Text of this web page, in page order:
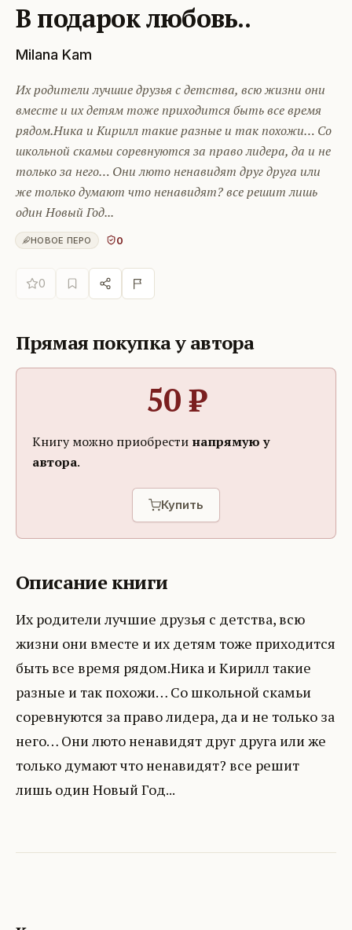
В подарок любовь..
Milana Kam
Их родители лучшие друзья с детства, всю жизни они
вместе и их детям тоже приходится быть все время
рядом.Ника и Кирилл такие разные и так похожи… Со
школьной скамьи соревнуются за право лидера, да и не
только за него… Они люто ненавидят друг друга или
же только думают что ненавидят? все решит лишь
один Новый Год...
НОВОЕ ПЕРО 0
0
Прямая покупка у автора
50₽
Книгу можно приобрести напрямую у
автора.
Купить
Описание книги
Их родители лучшие друзья с детства, всю
жизни они вместе и их детям тоже приходится
быть все время рядом.Ника и Кирилл такие
разные и так похожи… Со школьной скамьи
соревнуются за право лидера, да и не только за
него… Они люто ненавидят друг друга или же
только думают что ненавидят? все решит
лишь один Новый Год...